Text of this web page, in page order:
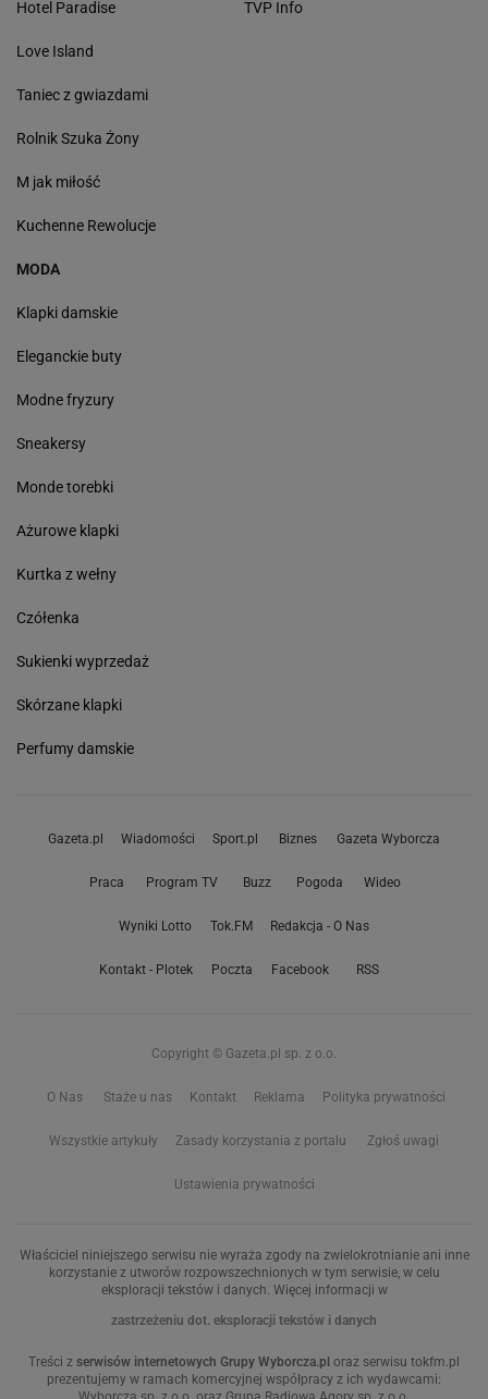
Hotel Paradise
Love Island
Taniec z gwiazdami
Rolnik Szuka Żony
M jak miłość
Kuchenne Rewolucje
TVP Info
MODA
Klapki damskie
Eleganckie buty
Modne fryzury
Sneakersy
Monde torebki
Ażurowe klapki
Kurtka z wełny
Czółenka
Sukienki wyprzedaż
Skórzane klapki
Perfumy damskie
Gazeta.pl Wiadomości Sport.pl Biznes Gazeta Wyborcza
Praca Program TV Buzz Pogoda Wideo
Wyniki Lotto Tok.FM Redakcja - O Nas
Kontakt - Plotek Poczta Facebook RSS
Copyright © Gazeta.pl sp. z o.o.
O Nas Staże u nas Kontakt Reklama Polityka prywatności
Wszystkie artykuły Zasady korzystania z portalu Zgłoś uwagi
Ustawienia prywatności
Właściciel niniejszego serwisu nie wyraża zgody na zwielokrotnianie ani inne
korzystanie z utworów rozpowszechnionych w tym serwisie, w celu
eksploracji tekstów i danych. Więcej informacji w
zastrzeżeniu dot. eksploracji tekstów i danych
Treści z serwisów internetowych Grupy Wyborcza.pl oraz serwisu tokfm.pl
prezentujemy w ramach komercyjnej współpracy z ich wydawcami: